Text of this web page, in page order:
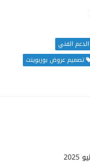
الدعم الفني
تصميم عروض بوربوينت